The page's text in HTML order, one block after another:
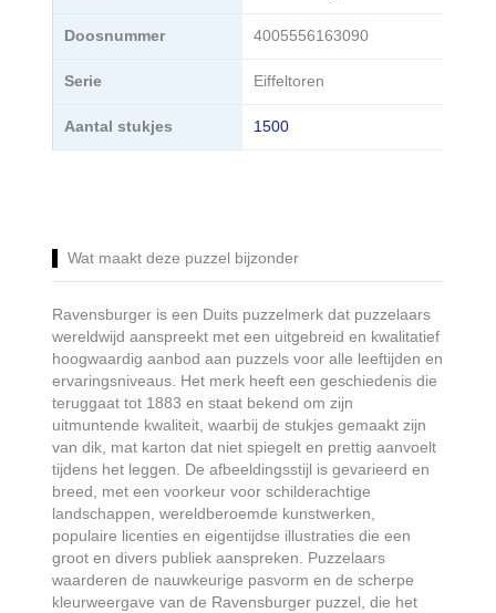
Doosnummer 4005556163090
Serie Eiffeltoren
Aantal stukjes 1500
Wat maakt deze puzzel bijzonder
Ravensburger is een Duits puzzelmerk dat puzzelaars
wereldwijd aanspreekt met een uitgebreid en kwalitatief
hoogwaardig aanbod aan puzzels voor alle leeftijden en
ervaringsniveaus. Het merk heeft een geschiedenis die
teruggaat tot 1883 en staat bekend om zijn
uitmuntende kwaliteit, waarbij de stukjes gemaakt zijn
van dik, mat karton dat niet spiegelt en prettig aanvoelt
tijdens het leggen. De afbeeldingsstijl is gevarieerd en
breed, met een voorkeur voor schilderachtige
landschappen, wereldberoemde kunstwerken,
populaire licenties en eigentijdse illustraties die een
groot en divers publiek aanspreken. Puzzelaars
waarderen de nauwkeurige pasvorm en de scherpe
kleurweergave van de Ravensburger puzzel, die het